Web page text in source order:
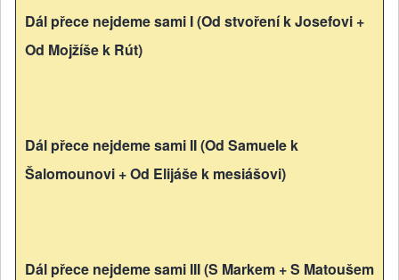
Dál přece nejdeme sami I (Od stvoření k Josefovi +
Od Mojžíše k Rút)
Dál přece nejdeme sami II (Od Samuele k
Šalomounovi + Od Elijáše k mesiášovi)
Dál přece nejdeme sami III (S Markem + S Matoušem